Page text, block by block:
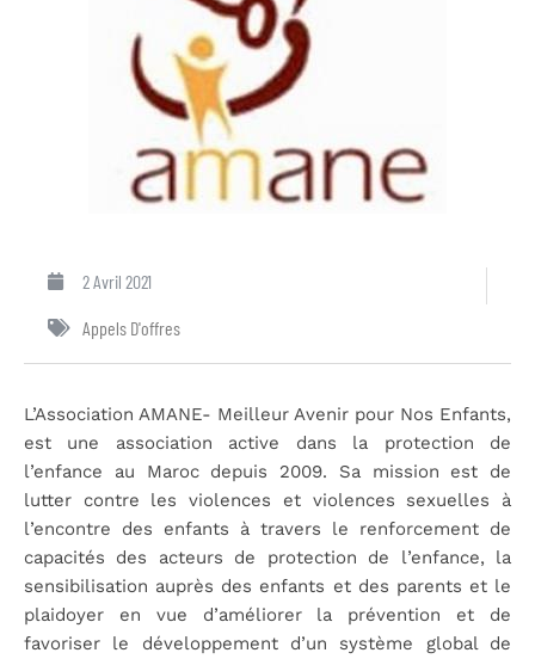
2 Avril 2021
Appels D'offres
L’Association AMANE- Meilleur Avenir pour Nos Enfants,
est une association active dans la protection de
l’enfance au Maroc depuis 2009. Sa mission est de
lutter contre les violences et violences sexuelles à
l’encontre des enfants à travers le renforcement de
capacités des acteurs de protection de l’enfance, la
sensibilisation auprès des enfants et des parents et le
plaidoyer en vue d’améliorer la prévention et de
favoriser le développement d’un système global de